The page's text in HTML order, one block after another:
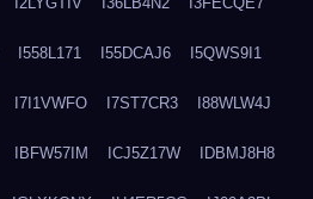
I558L171 I55DCAJ6 I5QWS9I1
I7I1VWFO I7ST7CR3 I88WLW4J
IBFW57IM ICJ5Z17W IDBMJ8H8